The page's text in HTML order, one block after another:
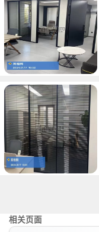
相关页面